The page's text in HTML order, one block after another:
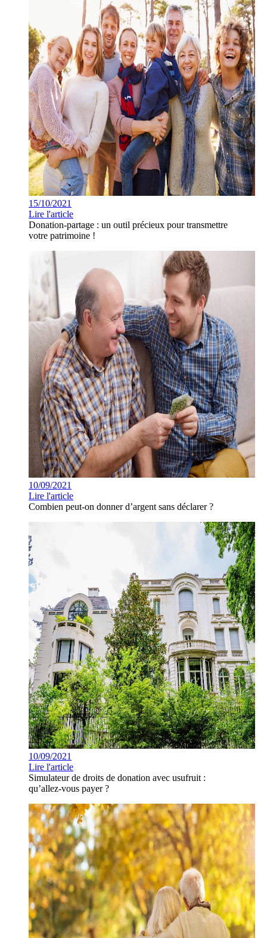
15/10/2021
Lire l'article
Donation-partage : un outil précieux pour transmettre
votre patrimoine !
10/09/2021
Lire l'article
Combien peut-on donner d’argent sans déclarer ?
10/09/2021
Lire l'article
Simulateur de droits de donation avec usufruit :
qu’allez-vous payer ?